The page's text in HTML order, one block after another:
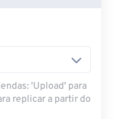
'Upload' para
replicar a partir do